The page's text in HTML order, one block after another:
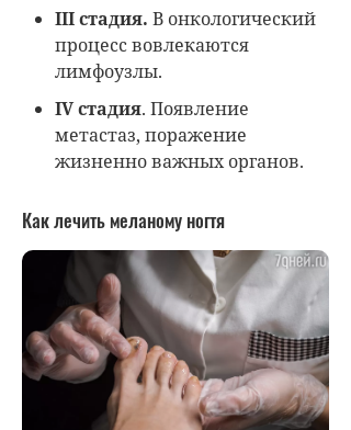
III стадия. В онкологический
процесс вовлекаются
лимфоузлы.
IV стадия. Появление
метастаз, поражение
жизненно важных органов.
Как лечить меланому ногтя